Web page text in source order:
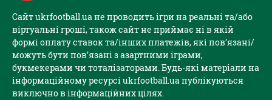
Сайт ukrfootball.ua не проводить ігри на реальні та/або
віртуальні гроші, також сайт не приймає ні в якій
формі оплату ставок та/інших платежів, які пов’язані/
можуть бути пов’язані з азартними іграми,
букмекерами чи тоталізаторами. Будь-які матеріали на
інформаційному ресурсі ukrfootball.ua публікуються
виключно в інформаційних цілях.